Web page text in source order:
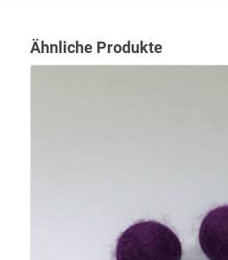
Ähnliche Produkte